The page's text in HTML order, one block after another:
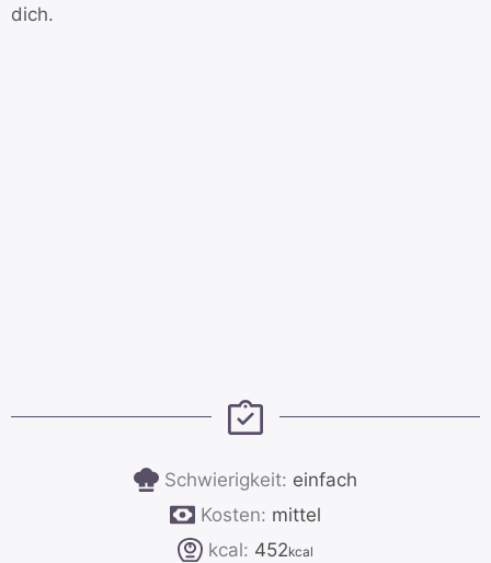
dich.
Schwierigkeit: einfach
Kosten: mittel
kcal: 452kcal